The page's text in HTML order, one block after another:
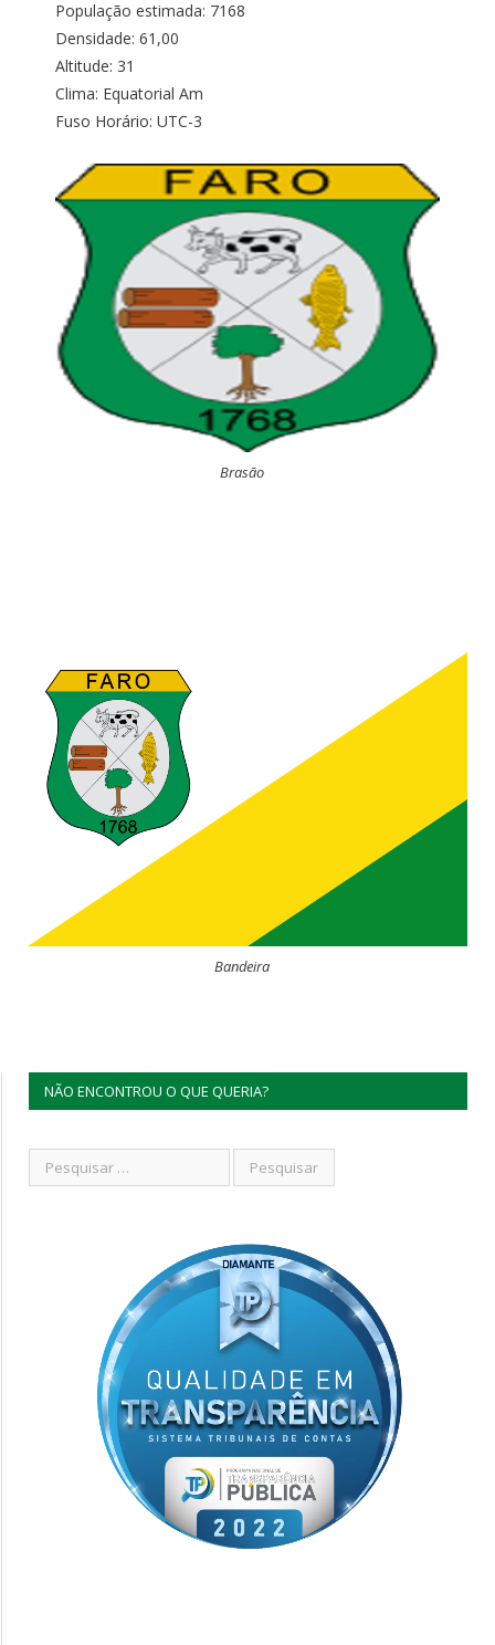
População estimada: 7168
Densidade: 61,00
Altitude: 31
Clima: Equatorial Am
Fuso Horário: UTC-3
Brasão
Bandeira
NÃO ENCONTROU O QUE QUERIA?